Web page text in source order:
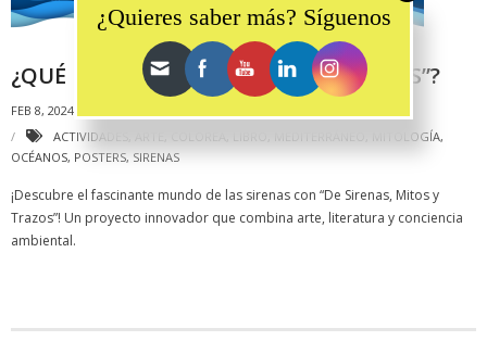
¿QUÉ ES “DE SIRENAS, MITOS Y TRAZOS”?
FEB 8, 2024
ACTIVIDADES
MITOLOGÍA,
OCÉANOS, POSTERS, SIRENAS
¡Descubre el fascinante mundo de las sirenas con “De Sirenas, Mitos y
Trazos”! Un proyecto innovador que combina arte, literatura y conciencia
ambiental.
¿Quieres saber más? Síguenos